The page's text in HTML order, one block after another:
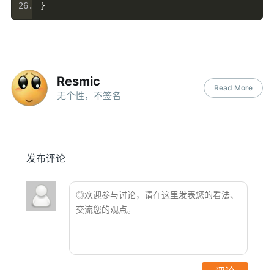
}
Resmic
无个性，不签名
Read More
发布评论